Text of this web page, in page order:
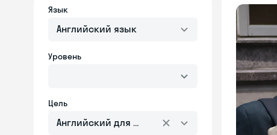
Язык
Английский язык
Уровень
Цель
Английский для взрослых